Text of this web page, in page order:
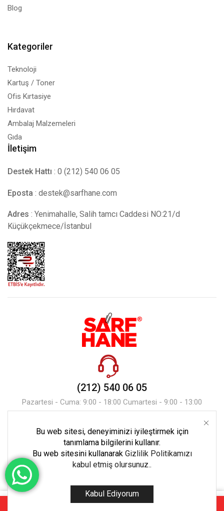
Blog
Kategoriler
Teknoloji
Kartuş / Toner
Ofis Kırtasiye
Hırdavat
Ambalaj Malzemeleri
Gıda
İletişim
Destek Hattı : 0 (212) 540 06 05
Eposta : destek@sarfhane.com
Adres : Yenimahalle, Salih tamcı Caddesi NO:21/d
Küçükçekmece/İstanbul
(212) 540 06 05
Pazartesi - Cuma: 9:00 - 18:00 Cumartesi - 9:00 - 13:00
Mesaj Gönder
Copyright © 2023 Tüm Hakları Ekoset Bilişim’e Aittir.
Bu web sitesi, deneyiminizi iyileştirmek için
tanımlama bilgilerini kullanır.
Bu web sitesini kullanarak Gizlilik Politikamızı
kabul etmiş olursunuz..
Kabul Ediyorum